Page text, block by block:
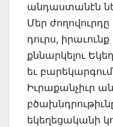
անդաստանէն
Մեր ժողովուրդը
դուրս, իրաւունք
քննարկելու
եւ
Իւրաքանչիւր
եկեղեցականի